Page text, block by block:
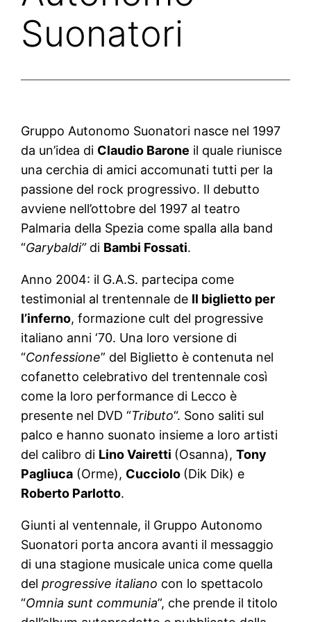
Suonatori
Gruppo Autonomo Suonatori nasce nel 1997
da un’idea di Claudio Barone il quale riunisce
una cerchia di amici accomunati tutti per la
passione del rock progressivo. Il debutto
avviene nell’ottobre del 1997 al teatro
Palmaria della Spezia come spalla alla band
“Garybaldi”di Bambi Fossati.
Anno 2004: il G.A.S. partecipa come
testimonial al trentennale de Il biglietto per
l’inferno, formazione cult del progressive
italiano anni ‘70. Una loro versione di
“Confessione” del Biglietto è contenuta nel
cofanetto celebrativo del trentennale così
come la loro performance di Lecco è
presente nel DVD “Tributo“. Sono saliti sul
palco e hanno suonato insieme a loro artisti
del calibro di Lino Vairetti (Osanna),Tony
Pagliuca (Orme), Cucciolo (Dik Dik) e
Roberto Parlotto.
Giunti al ventennale, il Gruppo Autonomo
Suonatori porta ancora avanti il messaggio
di una stagione musicale unica come quella
delprogressive italiano con lo spettacolo
“Omnia sunt communia”, che prende il titolo